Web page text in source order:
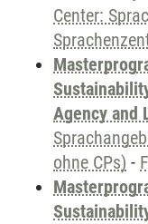
Center:
Agency and
ohne CPs) -